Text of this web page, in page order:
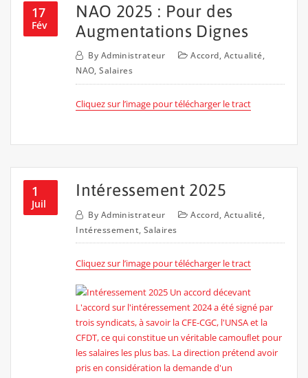
17
Fév
NAO 2025 : Pour des
Augmentations Dignes
By Administrateur Accord, Actualité,
NAO,Salaires
Cliquez sur l’image pour télécharger le tract
1
Juil
Intéressement 2025
By Administrateur Accord, Actualité,
Intéressement, Salaires
Cliquez sur l’image pour télécharger le tract